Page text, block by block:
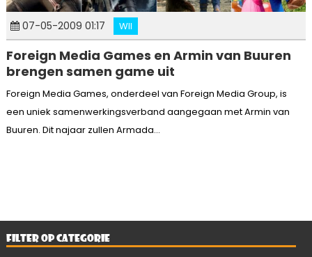
07-05-2009 01:17 WII
Foreign Media Games en Armin van Buuren
brengen samen game uit
Foreign Media Games, onderdeel van Foreign Media Group, is
een uniek samenwerkingsverband aangegaan met Armin van
Buuren. Dit najaar zullen Armada...
FILTER OP CATEGORIE